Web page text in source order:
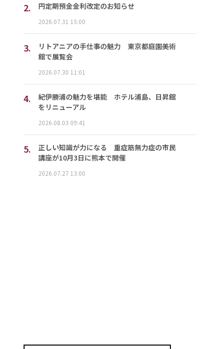
2. 円定期預金金利改定のお知らせ
2026.07.31 15:00
3.
リトアニアの手仕事の魅力 東京都庭園美術
館で展覧会
2026.07.30 11:01
4.
紀伊勝浦の魅力を堪能 ホテル浦島、日昇館
をリニューアル
2026.08.03 09:41
5.
正しい知識が力になる 重症筋無力症の市民
講座が10月3日に熊本で開催
2026.07.27 13:00